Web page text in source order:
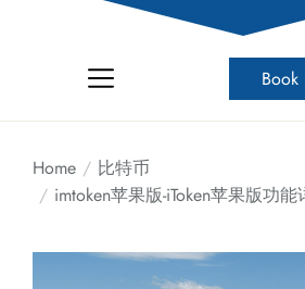
Home
比特币
imtoken苹果版-iToken苹果版功能